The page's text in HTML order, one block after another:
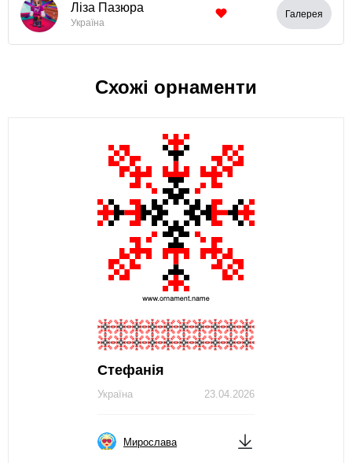
Ліза Пазюра
Україна
Галерея
Схожі орнаменти
Стефанія
23.04.2026
Україна
Мирослава